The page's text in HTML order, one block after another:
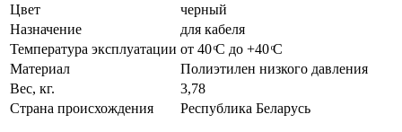
Цвет
черный
Назначение
для кабеля
Температура эксплуатации от 40 ͦС до +40 ͦС
Материал
Полиэтилен низкого давления
Вес, кг.
3,78
Страна происхождения
Республика Беларусь